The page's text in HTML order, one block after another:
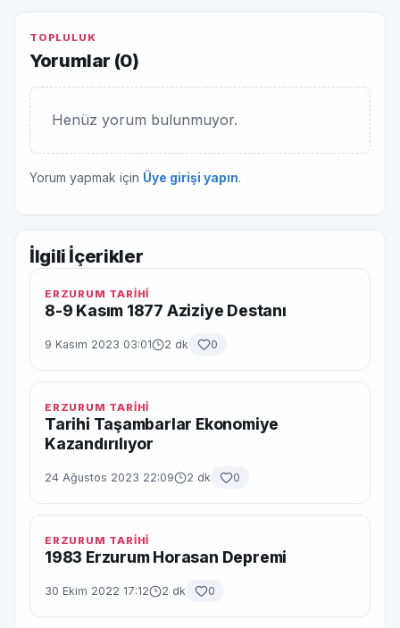
TOPLULUK
Yorumlar (0)
Henüz yorum bulunmuyor.
Yorum yapmak için Üye girişi yapın.
İlgili İçerikler
ERZURUM TARİHİ
8-9 Kasım 1877 Aziziye Destanı
9 Kasım 2023 03:01 2 dk 0
ERZURUM TARİHİ
Tarihi Taşambarlar Ekonomiye
Kazandırılıyor
24 Ağustos 2023 22:09 2 dk 0
ERZURUM TARİHİ
1983 Erzurum Horasan Depremi
30 Ekim 2022 17:12 2 dk 0